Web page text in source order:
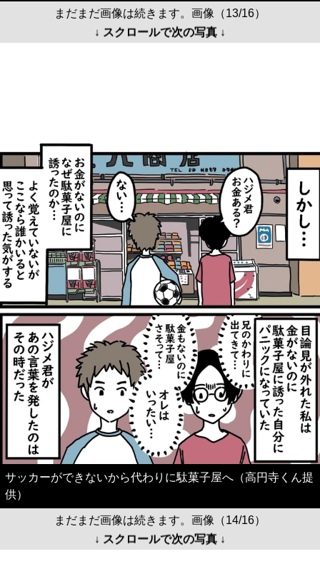
まだまだ画像は続きます。画像（13/16）
↓ スクロールで次の写真 ↓
サッカーができないから代わりに駄菓子屋へ（高円寺くん提
供）
まだまだ画像は続きます。画像（14/16）
↓ スクロールで次の写真 ↓